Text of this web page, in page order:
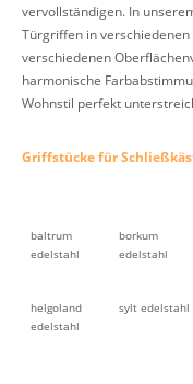
vervollständigen. In
Türgriffen in
verschiedenen
harmonische
Wohnstil perfekt
Griffstücke für
baltrum
edelstahl
borkum
edelstahl
helgoland
edelstahl
sylt edelstahl